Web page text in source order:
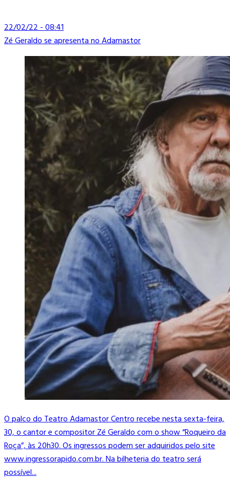
22/02/22 - 08:41
Zé Geraldo se apresenta no Adamastor
O palco do Teatro Adamastor Centro recebe nesta sexta-feira,
30, o cantor e compositor Zé Geraldo com o show “Roqueiro da
Roça”, às 20h30. Os ingressos podem ser adquiridos pelo site
www.ingressorapido.com.br. Na bilheteria do teatro será
possível...